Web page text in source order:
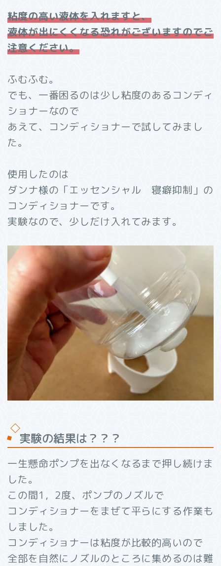
粘度の高い液体を入れますと、
液体が出にくくなる恐れがございますのでご
注意ください。
ふむふむ。
でも、一番困るのは少し粘度のあるコンディ
ショナーなので
あえて、コンディショナーで試してみまし
た。
使用したのは
ダンナ様の「エッセンシャル 寝癖抑制」の
コンディショナーです。
実験なので、少しだけ入れてみます。
実験の結果は？？？
一生懸命ポンプを出なくなるまで押し続けま
した。
この間1，2度、ポンプのノズルで
コンディショナーをまぜて平らにする作業も
しました。
コンディショナーは粘度が比較的高いので
全部を自然にノズルのところに集めるのは難